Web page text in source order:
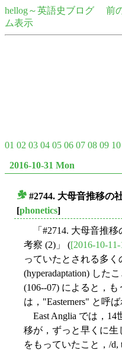
hellog～英語史ブログ 前
ム表示
01 02 03 04 05 06 07 08 09 10
2016-10-31 Mon
#2744. 大母音推移の
[phonetics]
「#2714. 大母音推移
考察 (2)」 ([2016-10-
っていたとされる多く
(hyperadaptation) した
(106--07) によると，
は，"Easterners" と呼
East Anglia では，14
移が，ずっと早くに生
をもっていたこと，/d,